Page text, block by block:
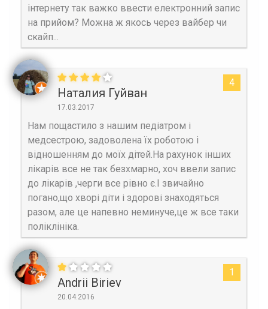
інтернету так важко ввести електронний запис
на прийом? Можна ж якось через вайбер чи
скайп...
Наталия Гуйван
17.03.2017
Нам пощастило з нашим педіатром і
медсестрою, задоволена їх роботою і
відношенням до моїх дітей.На рахунок інших
лікарів все не так безхмарно, хоч ввели запис
до лікарів ,черги все рівно є.І звичайно
погано,що хворі діти і здорові знаходяться
разом, але це напевно неминуче,це ж все таки
поліклініка.
4
Andrii Biriev
20.04.2016
1